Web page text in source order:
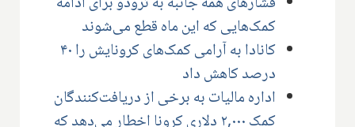
کمک‌هایی که این ماه قطع می‌شوند
کانادا به آرامی کمک‌های کرونایش را ۴۰
درصد کاهش داد
اداره مالیات به برخی از دریافت‌کنندگان